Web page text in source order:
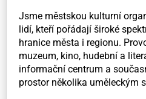
Jsme městskou kulturní
lidí, kteří pořádají široké
hranice města i regionu.
muzeum, kino, hudební a
informační centrum a
prostor několika uměleckým